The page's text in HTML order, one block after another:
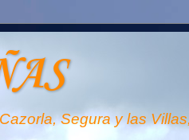
Segura y las